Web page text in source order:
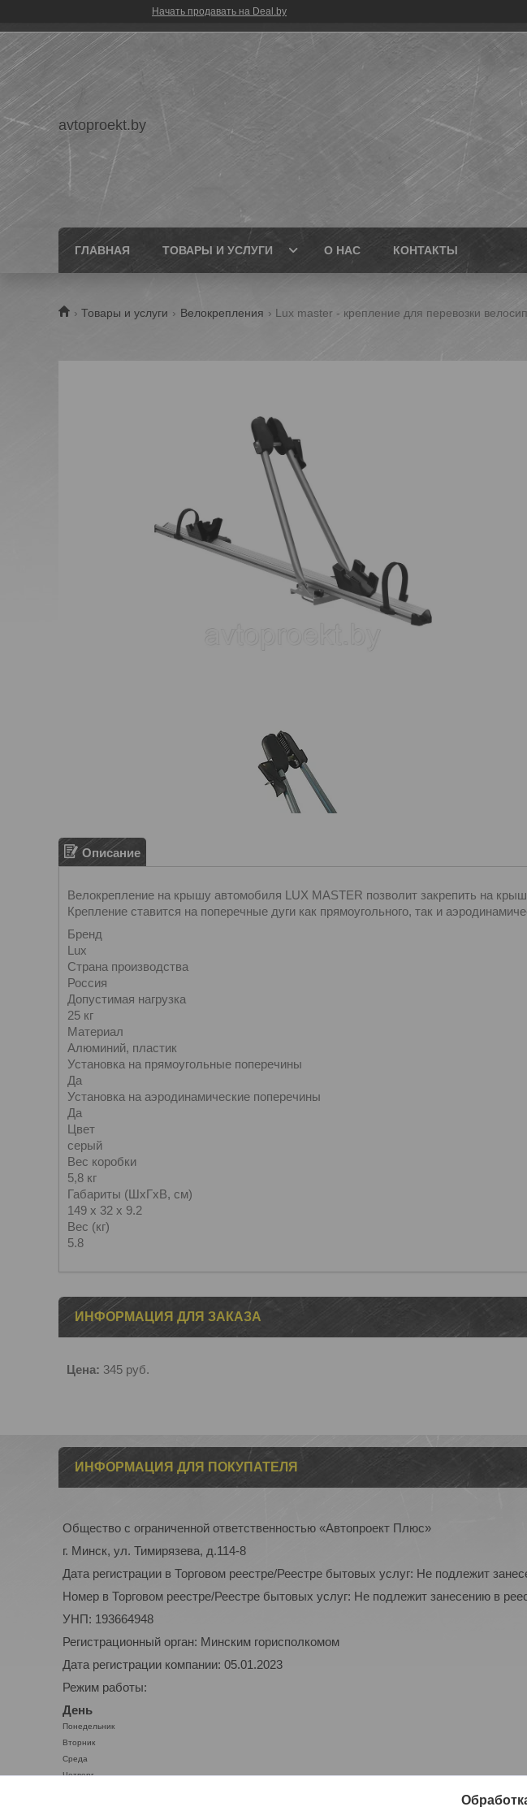
Начать продавать на Deal.by
avtoproekt.by
ГЛАВНАЯ ТОВАРЫ И УСЛУГИ О НАС КОНТАКТЫ
Товары и услуги Велокрепления Lux master - крепление для перевозки
Описание
Велокрепление на крышу автомобиля LUX MASTER позволит закрепить на
Крепление ставится на поперечные дуги как прямоугольного, так и
Бренд
Lux
Страна производства
Россия
Допустимая нагрузка
25 кг
Материал
Алюминий, пластик
Установка на прямоугольные поперечины
Да
Установка на аэродинамические поперечины
Да
Цвет
серый
Вес коробки
5,8 кг
Габариты (ШxГxВ, см)
149 x 32 x 9.2
Вес (кг)
5.8
ИНФОРМАЦИЯ ДЛЯ ЗАКАЗА
Цена: 345 руб.
ИНФОРМАЦИЯ ДЛЯ ПОКУПАТЕЛЯ
Общество с ограниченной ответственностью «Автопроект Плюс»
г. Минск, ул. Тимирязева, д.114-8
Дата регистрации в Торговом реестре/Реестре бытовых услуг: Не подлежит
Номер в Торговом реестре/Реестре бытовых услуг: Не подлежит занесению в
УНП: 193664948
Регистрационный орган: Минским горисполкомом
Дата регистрации компании: 05.01.2023
Режим работы:
День
Понедельник
Вторник
Среда
Четверг